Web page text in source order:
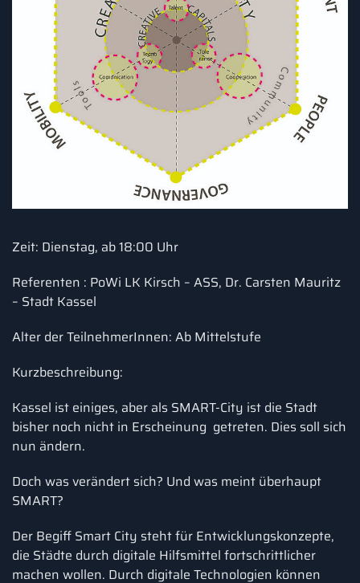
Zeit: Dienstag, ab 18:00 Uhr
Referenten : PoWi LK Kirsch – ASS, Dr. Carsten Mauritz
– Stadt Kassel
Alter der TeilnehmerInnen: Ab Mittelstufe
Kurzbeschreibung:
Kassel ist einiges, aber als SMART-City ist die Stadt
bisher noch nicht in Erscheinung getreten. Dies soll sich
nun ändern.
Doch was verändert sich? Und was meint überhaupt
SMART?
Der Begiff Smart City steht für Entwicklungskonzepte,
die Städte durch digitale Hilfsmittel fortschrittlicher
machen wollen. Durch digitale Technologien können